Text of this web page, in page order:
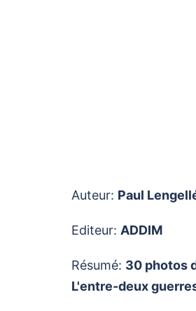
Auteur: Paul
Editeur: ADDIM
Résumé: 30 photos
L'entre-deux